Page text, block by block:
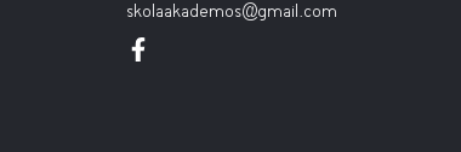
skolaakademos@gmail.com